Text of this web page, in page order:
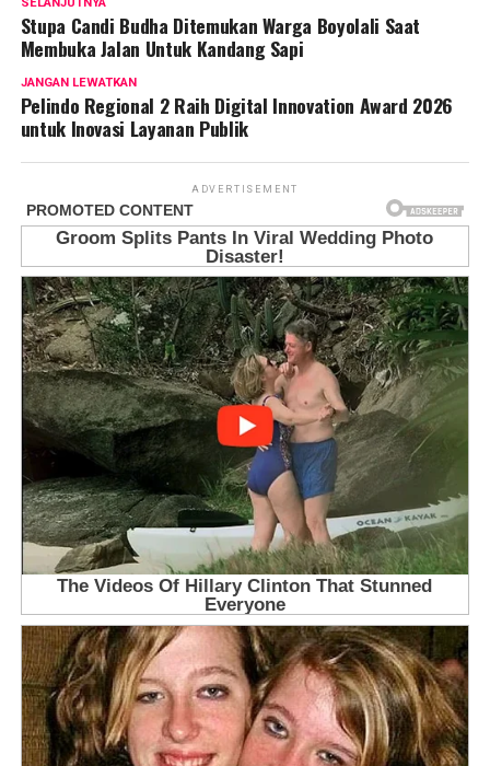
Stupa Candi Budha Ditemukan Warga Boyolali Saat
Membuka Jalan Untuk Kandang Sapi
JANGAN LEWATKAN
Pelindo Regional 2 Raih Digital Innovation Award 2026
untuk Inovasi Layanan Publik
ADVERTISEMENT